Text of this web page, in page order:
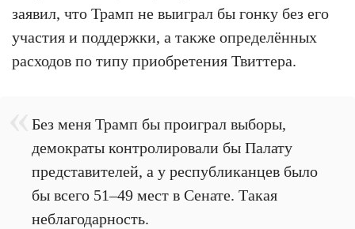
заявил, что Трамп не выиграл бы гонку без его
участия и поддержки, а также определённых
расходов по типу приобретения Твиттера.
Без меня Трамп бы проиграл выборы,
демократы контролировали бы Палату
представителей, а у республиканцев было
бы всего 51–49 мест в Сенате. Такая
неблагодарность.